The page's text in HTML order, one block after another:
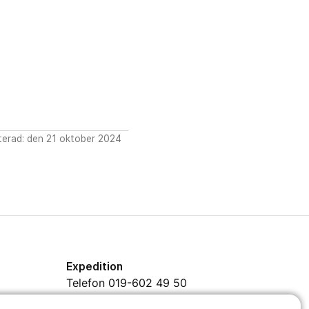
den 21 oktober 2024
Expedition
Telefon 019-602 49 50